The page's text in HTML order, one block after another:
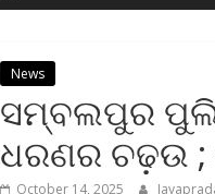
News
ସମ୍ବଲପୁର
ଧରଣର ଚଢ଼ଉ ;
October 14, 2025